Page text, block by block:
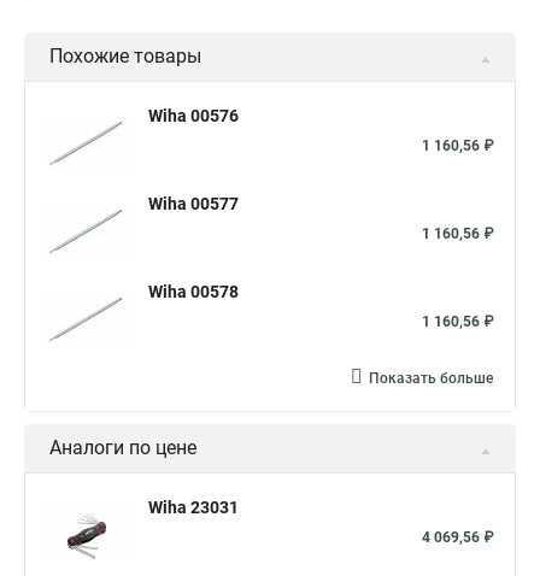
Похожие товары
Wiha 00576
1 160,56 ₽
Wiha 00577
1 160,56 ₽
Wiha 00578
1 160,56 ₽
Показать больше
Аналоги по цене
Wiha 23031
4 069,56 ₽